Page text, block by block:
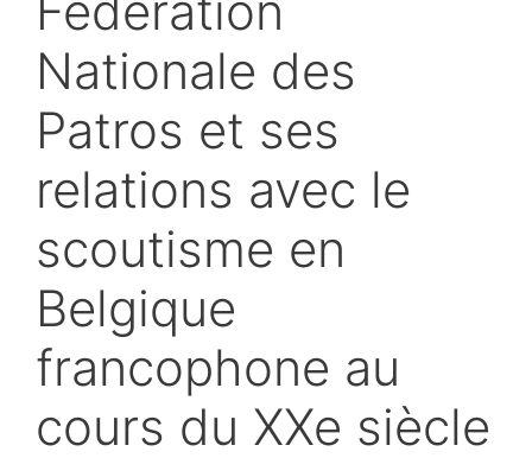
Nationale des
Patros et ses
relations avec le
scoutisme en
Belgique
francophone au
cours du XXe siècle